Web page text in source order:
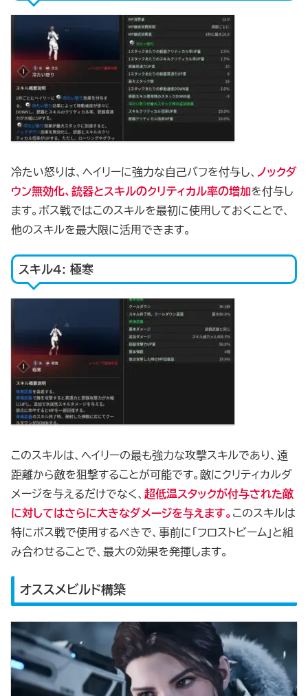
冷たい怒りは、ヘイリーに強力な自己バフを付与し、
ノックダ
ウン無効化、銃器とスキルのクリティカル率の増加を付与し
ます。ボス戦ではこのスキルを最初に使用しておくことで、
他のスキルを最大限に活用できます。
スキル4: 極寒
このスキルは、ヘイリーの最も強力な攻撃スキルであり、遠
距離から敵を狙撃することが可能です。敵にクリティカルダ
メージを与えるだけでなく、 超低温スタックが付与された敵
に対してはさらに大きなダメージを与えます。 このスキルは
特にボス戦で使用するべきで、事前に「フロストビーム」と組
み合わせることで、最大の効果を発揮します。
オススメビルド構築